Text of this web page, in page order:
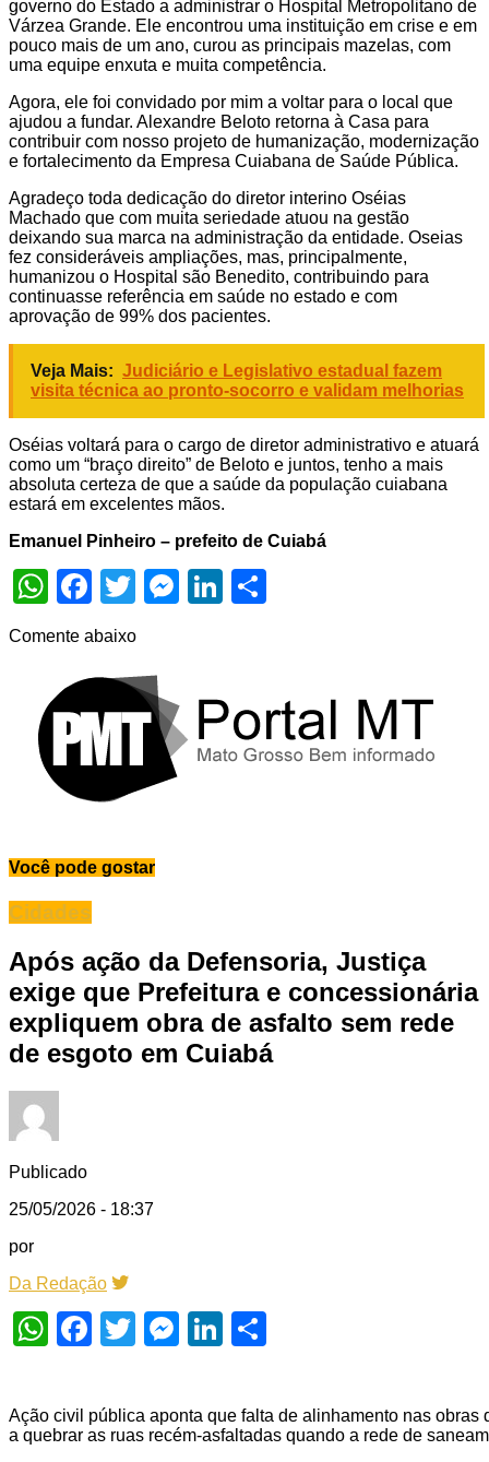
governo do Estado a administrar o Hospital Metropolitano de
Várzea Grande. Ele encontrou uma instituição em crise e em
pouco mais de um ano, curou as principais mazelas, com
uma equipe enxuta e muita competência.
Agora, ele foi convidado por mim a voltar para o local que
ajudou a fundar. Alexandre Beloto retorna à Casa para
contribuir com nosso projeto de humanização, modernização
e fortalecimento da Empresa Cuiabana de Saúde Pública.
Agradeço toda dedicação do diretor interino Oséias
Machado que com muita seriedade atuou na gestão
deixando sua marca na administração da entidade. Oseias
fez consideráveis ampliações, mas, principalmente,
humanizou o Hospital são Benedito, contribuindo para
continuasse referência em saúde no estado e com
aprovação de 99% dos pacientes.
Veja Mais: Judiciário e Legislativo estadual fazem
visita técnica ao pronto-socorro e validam melhorias
Oséias voltará para o cargo de diretor administrativo e atuará
como um “braço direito” de Beloto e juntos, tenho a mais
absoluta certeza de que a saúde da população cuiabana
estará em excelentes mãos.
Emanuel Pinheiro – prefeito de Cuiabá
WhatsApp
Facebook
TwitterMessenger
LinkedIn
Comente abaixo
Você pode gostar
Cidades
Após ação da Defensoria, Justiça
exige que Prefeitura e concessionária
expliquem obra de asfalto sem rede
de esgoto em Cuiabá
Publicado
25/05/2026 - 18:37
por
Da Redação
WhatsApp
Facebook
TwitterMessenger
LinkedIn
Ação civil pública aponta que falta de alinhamento nas
a quebrar as ruas recém-asfaltadas quando a rede de